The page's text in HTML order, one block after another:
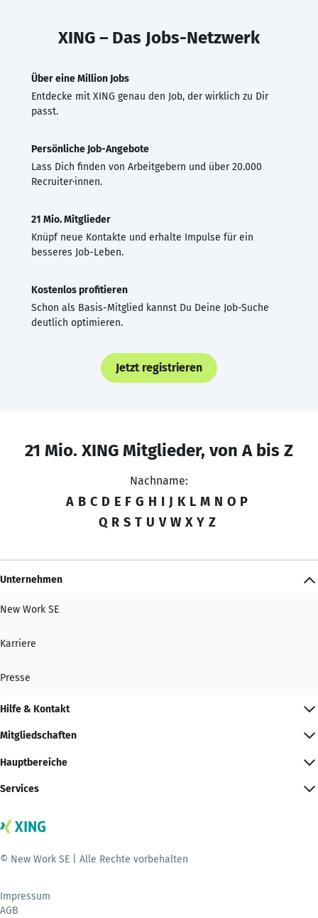
XING – Das Jobs-Netzwerk
Über eine Million Jobs
Entdecke mit XING genau den Job, der wirklich zu Dir
passt.
Persönliche Job-Angebote
Lass Dich finden von Arbeitgebern und über 20.000
Recruiter·innen.
21 Mio. Mitglieder
Knüpf neue Kontakte und erhalte Impulse für ein
besseres Job-Leben.
Kostenlos profitieren
Schon als Basis-Mitglied kannst Du Deine Job-Suche
deutlich optimieren.
Jetzt registrieren
21 Mio. XING Mitglieder, von A bis Z
Nachname:
A B C D E F G H I J K L M N O P
Q R S T U V W X Y Z
Unternehmen
New Work SE
Karriere
Presse
Hilfe & Kontakt
Mitgliedschaften
Hauptbereiche
Services
© New Work SE | Alle Rechte vorbehalten
Impressum
AGB